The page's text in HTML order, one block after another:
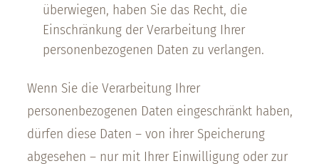
überwiegen, haben Sie das Recht, die
Einschränkung der Verarbeitung Ihrer
personenbezogenen Daten zu verlangen.
Wenn Sie die Verarbeitung Ihrer
personenbezogenen Daten eingeschränkt haben,
dürfen diese Daten – von ihrer Speicherung
abgesehen – nur mit Ihrer Einwilligung oder zur